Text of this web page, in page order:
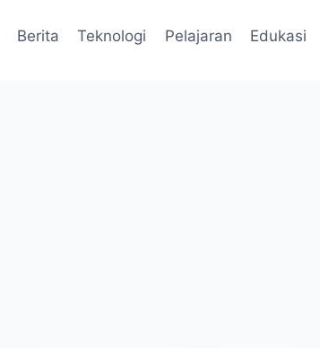
Berita Teknologi Pelajaran Edukasi